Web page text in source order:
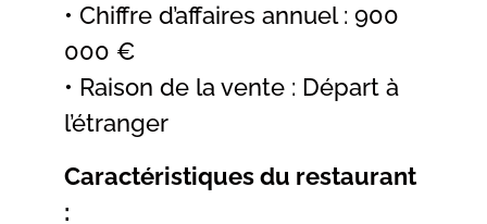
• Chiffre d’affaires annuel : 900
000 €
• Raison de la vente : Départ à
l’étranger
Caractéristiques du restaurant
: